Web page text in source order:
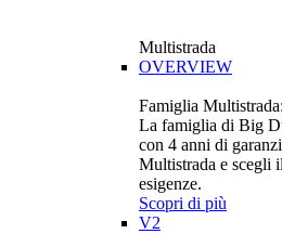
Multistrada
OVERVIEW
Famiglia
La famiglia di Big
con 4 anni di
Multistrada e scegli
esigenze.
Scopri di più
V2